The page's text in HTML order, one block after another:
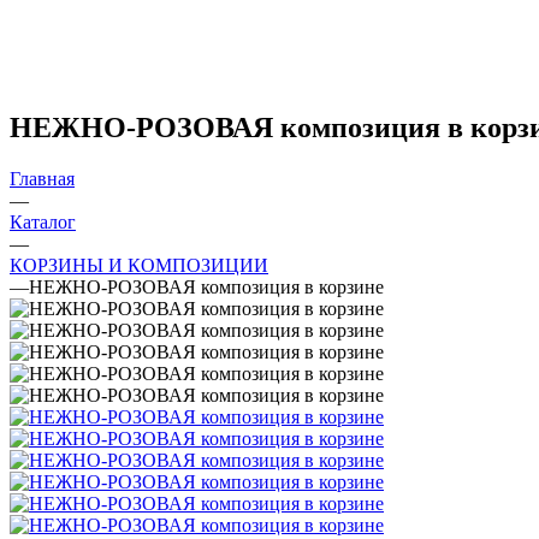
НЕЖНО-РОЗОВАЯ композиция в
Главная
—
Каталог
—
КОРЗИНЫ И КОМПОЗИЦИИ
—НЕЖНО-РОЗОВАЯ композиция в корзине